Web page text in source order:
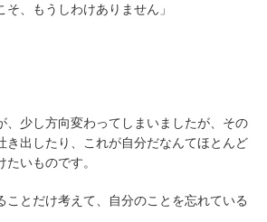
そ、もうしわけありません」
少し方向変わってしまいましたが、その
き出したり、これが自分だなんてほとんど
いものです。
ことだけ考えて、自分のことを忘れている